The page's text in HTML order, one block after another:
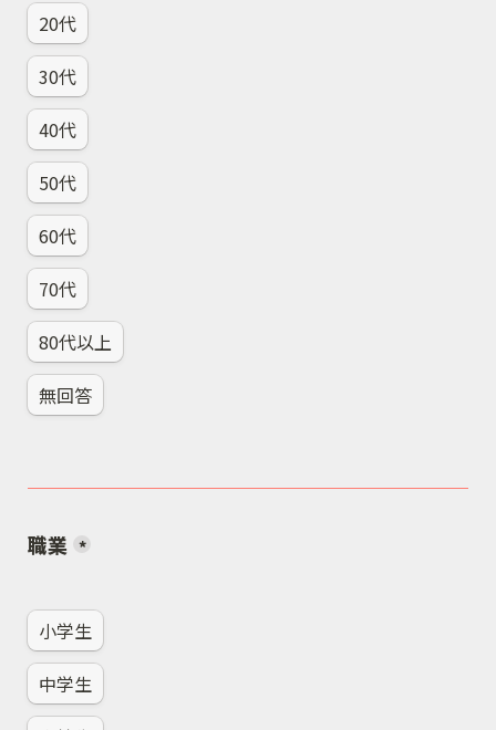
20代
30代
40代
50代
60代
70代
80代以上
無回答
職業 *
小学生
中学生